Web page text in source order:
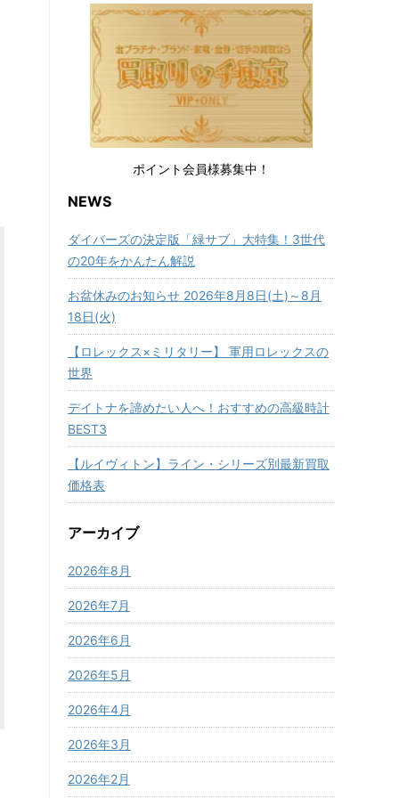
ポイント会員様募集中！
NEWS
ダイバーズの決定版「緑サブ」大特集！3世代
の20年をかんたん解説
お盆休みのお知らせ 2026年8月8日(土)～8月
18日(火)
【ロレックス×ミリタリー】 軍用ロレックスの
世界
デイトナを諦めたい人へ！おすすめの高級時計
BEST3
【ルイヴィトン】ライン・シリーズ別最新買取
価格表
アーカイブ
2026年8月
2026年7月
2026年6月
2026年5月
2026年4月
2026年3月
2026年2月